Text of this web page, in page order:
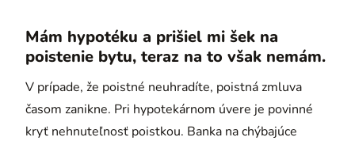
Mám hypotéku a prišiel mi šek na
poistenie bytu, teraz na to však nemám.
V prípade, že poistné neuhradíte, poistná zmluva
časom zanikne. Pri hypotekárnom úvere je povinné
kryť nehnuteľnosť poistkou. Banka na chýbajúce